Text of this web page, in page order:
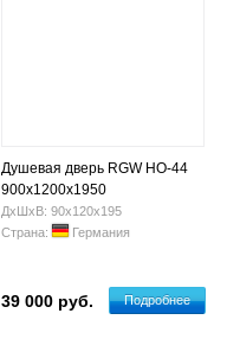
Душевая дверь RGW HO-44
900x1200х1950
ДхШхВ: 90х120х195
Страна:
Германия
39 000 руб. Подробнее